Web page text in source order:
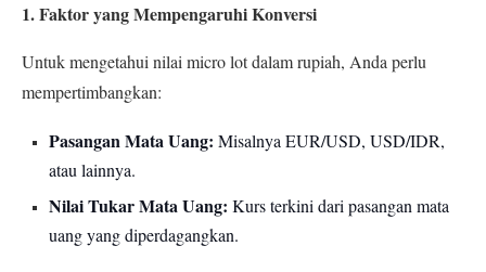
1. Faktor yang Mempengaruhi Konversi
Untuk mengetahui nilai micro lot dalam rupiah, Anda perlu
mempertimbangkan:
Pasangan Mata Uang: Misalnya EUR/USD, USD/IDR,
atau lainnya.
Nilai Tukar Mata Uang: Kurs terkini dari pasangan mata
uang yang diperdagangkan.